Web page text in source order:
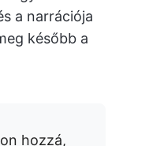
a narrációja
később a
hozzá,